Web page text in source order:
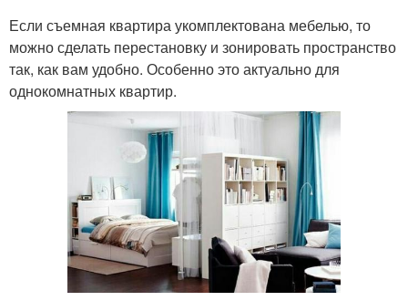
Если съемная квартира укомплектована мебелью, то
можно сделать перестановку и зонировать пространство
так, как вам удобно. Особенно это актуально для
однокомнатных квартир.